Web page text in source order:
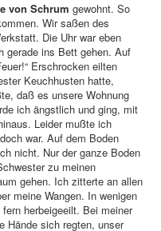
von Schrum gewohnt. So
Wir saßen des
Die Uhr war eben
gerade ins Bett gehen. Auf
Erschrocken eilten
Keuchhusten hatte,
daß es unsere Wohnung
ich ängstlich und ging, mit
Leider mußte ich
war. Auf dem Boden
nicht. Nur der ganze Boden
zu meinen
gehen. Ich zitterte an allen
meine Wangen. In wenigen
herbeigeeilt. Bei meiner
Hände sich regten, unser